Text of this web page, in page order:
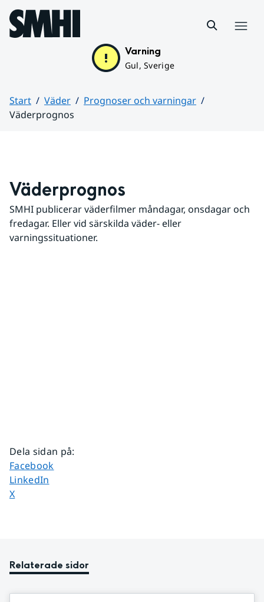
Hoppa till sidans innehåll
Varning
Gul, Sverige
Start Väder
Prognoser och varningar
Väderprognos
Väderprognos
SMHI publicerar väderfilmer måndagar, onsdagar och
fredagar. Eller vid särskilda väder- eller
varningssituationer.
Dela sidan på:
Dela sidan på
Facebook
Dela sidan på
LinkedIn
Dela sidan på
X
Relaterade sidor